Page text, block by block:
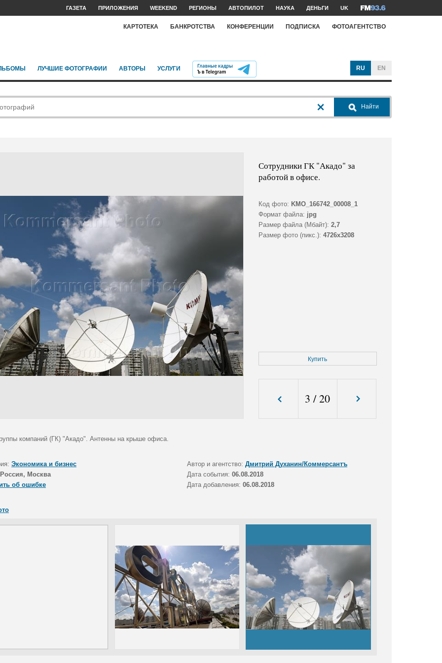
ГАЗЕТА ПРИЛОЖЕНИЯ WEEKEND РЕГИОНЫ АВТОПИЛОТ НАУКА ДЕНЬГИ UK
КАРТОТЕКА БАНКРОТСТВА КОНФЕРЕНЦИИ ПОДПИСКА ФОТОАГЕНТСТВО
ЛУЧШИЕ ФОТОГРАФИИ АВТОРЫ УСЛУГИ RU EN
Найти
Сотрудники ГК "Акадо" за
работой в офисе.
Код фото: KMO_166742_00008_1
Формат файла: jpg
Размер файла (Мбайт): 2,7
Размер фото (пикс.): 4726x3208
Купить
3 /20
компаний (ГК) "Акадо". Антенны на крыше офиса.
Экономика и бизнес Автор и агентство: Дмитрий Духанин/Коммерсантъ
Россия, Москва Дата события: 06.08.2018
об ошибке
Дата добавления: 06.08.2018